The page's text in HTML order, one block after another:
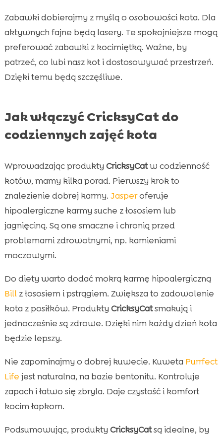
Zabawki dobierajmy z myślą o osobowości kota. Dla
aktywnych fajne będą lasery. Te spokojniejsze mogą
preferować zabawki z kocimiętką. Ważne, by
patrzeć, co lubi nasz kot i dostosowywać przestrzeń.
Dzięki temu będą szczęśliwe.
Jak włączyć CricksyCat do
codziennych zajęć kota
Wprowadzając produkty CricksyCatw codzienność
kotów, mamy kilka porad. Pierwszy krok to
znalezienie dobrej karmy. Jasperoferuje
hipoalergiczne karmy suche z łososiem lub
jagnięciną. Są one smaczne i chronią przed
problemami zdrowotnymi, np. kamieniami
moczowymi.
Do diety warto dodać mokrą karmę hipoalergiczną
Billz łososiem i pstrągiem. Zwiększa to zadowolenie
kota z posiłków. Produkty CricksyCatsmakują i
jednocześnie są zdrowe. Dzięki nim każdy dzień kota
będzie lepszy.
Nie zapominajmy o dobrej kuwecie. Kuweta Purrfect
Life jest naturalna, na bazie bentonitu. Kontroluje
zapach i łatwo się zbryla. Daje czystość i komfort
kocim łapkom.
Podsumowując, produkty CricksyCatsą idealne, by